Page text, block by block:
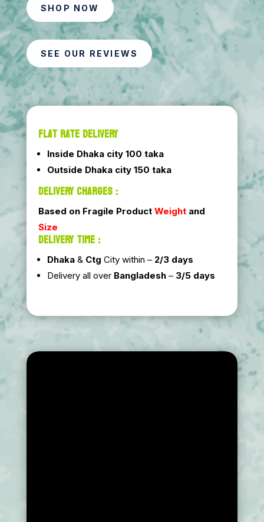
SHOP NOW
SEE OUR REVIEWS
FLAT RATE DELIVERY
Inside Dhaka city 100 taka
Outside Dhaka city 150 taka
DELIVERY CHARGES :
Based on Fragile Product Weightand
Size
DELIVERY TIME :
Dhaka& Ctg City within – 2/3 days
Delivery all over Bangladesh– 3/5 days